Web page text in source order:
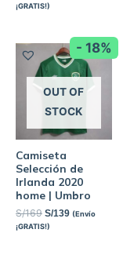
¡GRATIS!)
- 18%
OUT OF
STOCK
Camiseta
Selección de
Irlanda 2020
home | Umbro
S/169 S/139 (Envío
¡GRATIS!)